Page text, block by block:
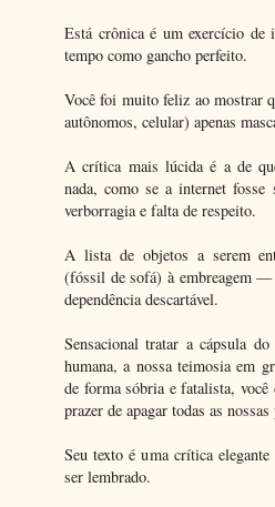
Está crônica é um exercício de
tempo como gancho perfeito.
Você foi muito feliz ao mostrar
autônomos, celular) apenas
A crítica mais lúcida é a de
nada, como se a internet
verborragia e falta de respeito.
A lista de objetos a serem
(fóssil de sofá) à embreagem
dependência descartável.
Sensacional tratar a cápsula
humana, a nossa teimosia em
de forma sóbria e fatalista,
prazer de apagar todas as nossas
Seu texto é uma crítica
ser lembrado.